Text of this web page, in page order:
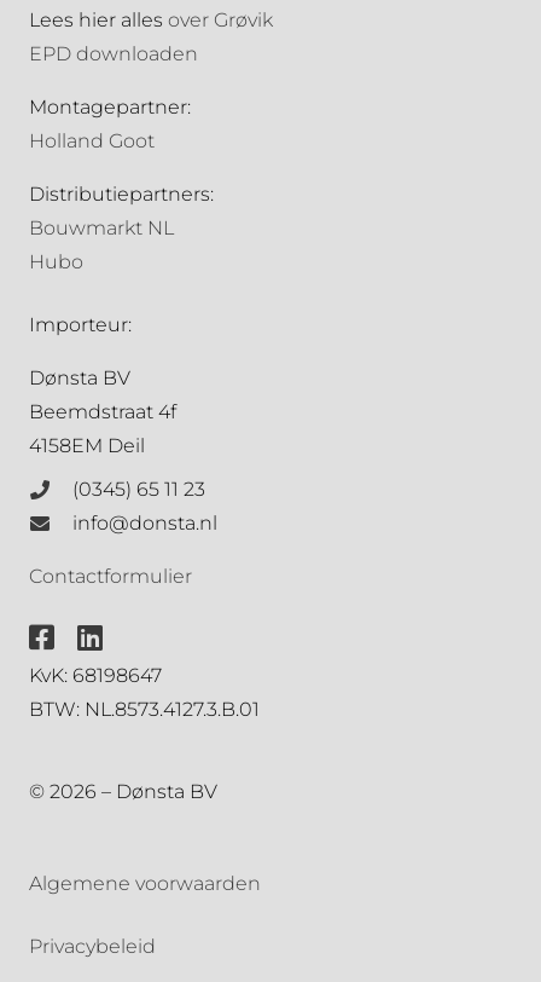
Lees hier alles over Grøvik
EPD downloaden
Montagepartner:
Holland Goot
Distributiepartners:
Bouwmarkt NL
Hubo
Importeur:
Dønsta BV
Beemdstraat 4f
4158EM Deil
(0345) 65 11 23
info@donsta.nl
Contactformulier
KvK: 68198647
BTW: NL.8573.4127.3.B.01
© 2026 – Dønsta BV
Algemene voorwaarden
Privacybeleid